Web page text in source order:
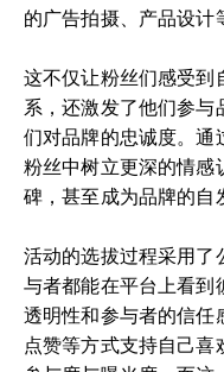
的广告拍摄、产品设计
这不仅让粉丝们感受到
系，还激发了他们参与
们对品牌的忠诚度。通
粉丝中树立更深的情感
碑，甚至成为品牌的自
活动的选拔过程采用了
与者都能在平台上看到
透明性和参与者的信任
点赞等方式支持自己喜